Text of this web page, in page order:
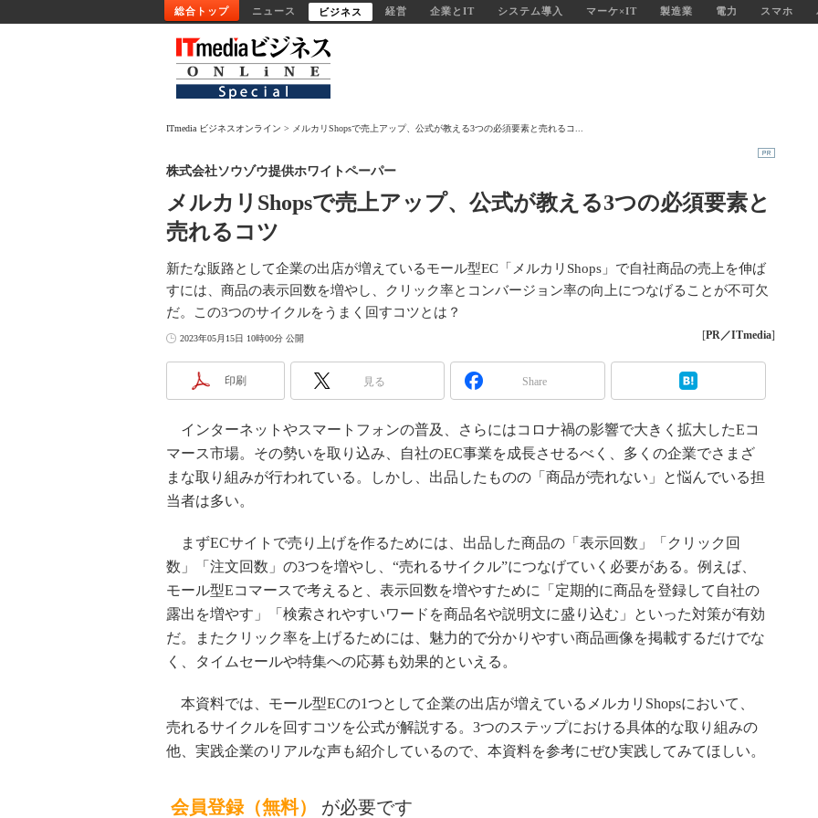
総合トップ ニュース ビジネス 経営 企業とIT システム導入 マーケ×IT 製造業 電力 スマホ
ITmedia ビジネスオンライン メルカリShopsで売上アップ、公式が教える3つの必須要素と売れるコ...
メルカリShopsで売上アップ、公式が教える3つの必須要素と
売れるコツ
株式会社ソウゾウ提供ホワイトペーパー
新たな販路として企業の出店が増えているモール型EC「メルカリShops」で自社商品の売上を伸ば
すには、商品の表示回数を増やし、クリック率とコンバージョン率の向上につなげることが不可欠
だ。この3つのサイクルをうまく回すコツとは？
2023年05月15日 10時00分 公開 [PR／ITmedia]
印刷 見る Share
インターネットやスマートフォンの普及、さらにはコロナ禍の影響で大きく拡大したEコ
マース市場。その勢いを取り込み、自社のEC事業を成長させるべく、多くの企業でさまざ
まな取り組みが行われている。しかし、出品したものの「商品が売れない」と悩んでいる担
当者は多い。
まずECサイトで売り上げを作るためには、出品した商品の「表示回数」「クリック回
数」「注文回数」の3つを増やし、“売れるサイクル”につなげていく必要がある。例えば、
モール型Eコマースで考えると、表示回数を増やすために「定期的に商品を登録して自社の
露出を増やす」「検索されやすいワードを商品名や説明文に盛り込む」といった対策が有効
だ。またクリック率を上げるためには、魅力的で分かりやすい商品画像を掲載するだけでな
く、タイムセールや特集への応募も効果的といえる。
本資料では、モール型ECの1つとして企業の出店が増えているメルカリShopsにおいて、
売れるサイクルを回すコツを公式が解説する。3つのステップにおける具体的な取り組みの
他、実践企業のリアルな声も紹介しているので、本資料を参考にぜひ実践してみてほしい。
会員登録（無料） が必要です